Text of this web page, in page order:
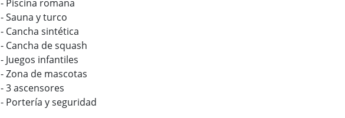
- Piscina romana
- Sauna y turco
- Cancha sintética
- Cancha de squash
- Juegos infantiles
- Zona de mascotas
- 3 ascensores
- Portería y seguridad